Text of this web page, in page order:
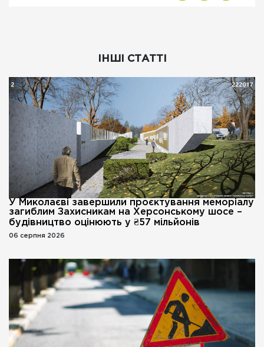
ІНШІ СТАТТІ
У Миколаєві завершили проєктування меморіалу
загиблим Захисникам на Херсонському шосе –
будівництво оцінюють у ₴57 мільйонів
06 серпня 2026